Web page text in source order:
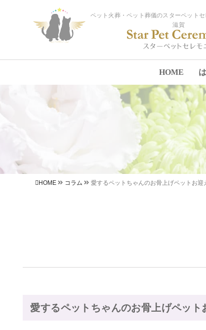
ペット火葬・ペット葬儀のスターペットセ
滋賀
HOME
HOME コラム 愛するペットちゃんのお骨上げペットお迎
愛するペットちゃんのお骨上げペッ